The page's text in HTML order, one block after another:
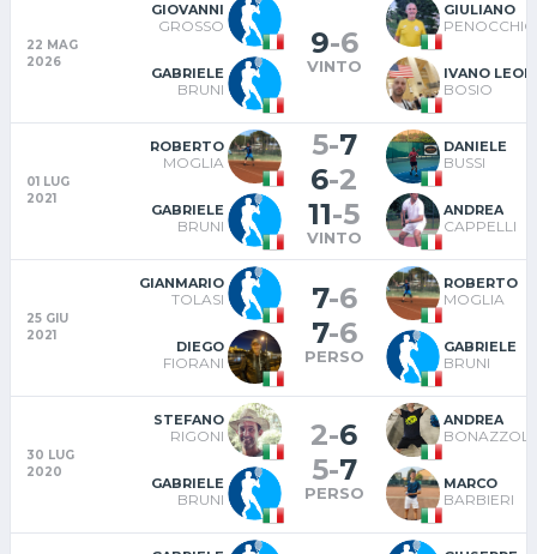
22 MAG
2026
GIOVANNI
GROSSO
GABRIELE
BRUNI
9-6
VINTO
GIULIANO
PENOCCHIO
IVANO
BOSIO
01 LUG
2021
ROBERTO
MOGLIA
GABRIELE
BRUNI
5-7
6-2
11-5
VINTO
DANIELE
BUSSI
ANDREA
CAPPELLI
25 GIU
2021
GIANMARIO
TOLASI
DIEGO
FIORANI
7-6
7-6
PERSO
ROBERTO
MOGLIA
GABRIELE
BRUNI
30 LUG
2020
STEFANO
RIGONI
GABRIELE
BRUNI
2-6
5-7
PERSO
ANDREA
BONAZZOLI
MARCO
BARBIERI